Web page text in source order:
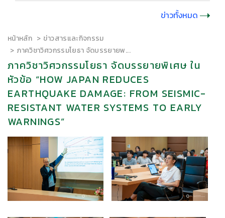
ข่าวทั้งหมด
หน้าหลัก
ข่าวสารและกิจกรรม
ภาควิชาวิศวกรรมโยธา จัดบรรยายพ...
ภาควิชาวิศวกรรมโยธา จัดบรรยายพิเศษ ใน
หัวข้อ “HOW JAPAN REDUCES
EARTHQUAKE DAMAGE: FROM SEISMIC-
RESISTANT WATER SYSTEMS TO EARLY
WARNINGS”